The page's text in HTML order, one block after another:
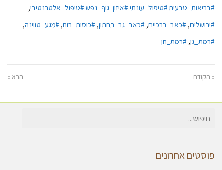
#בריאות_טבעית #טיפול_עונתי #איזון_גוף_נפש #טיפול_אלטרנטיבי,
#ירושלים, #כאב_ברכיים, #כאב_גב_תחתון, #כוסות_רוח, #מגע_טווינה,
#רמת_גן, #רמת_חן
« הקודם הבא »
חיפוש
פוסטים אחרונים